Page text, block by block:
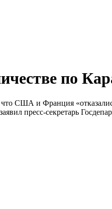
по
США и Франция
пресс-секретарь